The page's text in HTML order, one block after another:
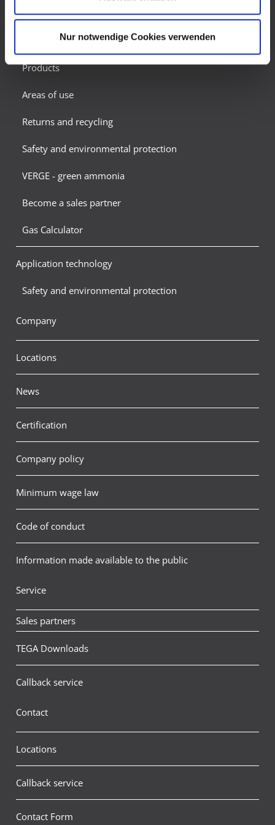
Risiko, dass US-Behörden personenbezogene Daten in
Überwachungsprogrammen verarbeiten, ohne
Nur notwendige Cookies verwenden
Refrigerants
Products
Areas of use
Returns and recycling
Safety and environmental protection
VERGE - green ammonia
Become a sales partner
Gas Calculator
Application technology
Safety and environmental protection
Company
Locations
News
Certification
Company policy
Minimum wage law
Code of conduct
Information made available to the public
Service
Sales partners
TEGA Downloads
Callback service
Contact
Locations
Callback service
Contact Form